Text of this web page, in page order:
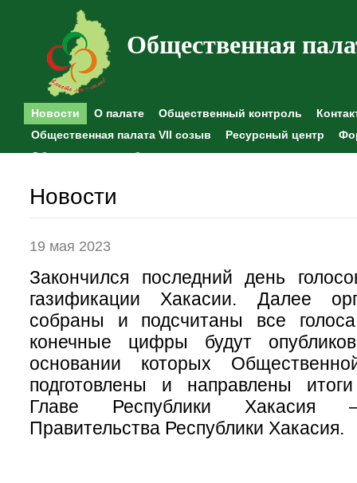
Общественная
Новости О палате Общественный контроль
Общественная палата VII созыв
Ресурсный центр
Общественные наблюдения
Новости
19 мая 2023
Закончился последний день
газификации Хакасии. Далее
собраны и подсчитаны все
конечные цифры будут
основании которых
подготовлены и направлены
Главе Республики Хакасия
Правительства Республики Хакасия.